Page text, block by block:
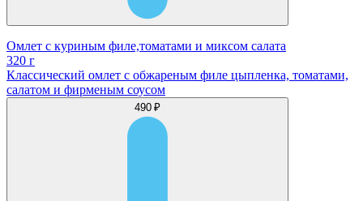
Омлет с куриным филе,томатами и миксом салата
320 г
Классический омлет с обжареным филе цыпленка, томатами,
салатом и фирменым соусом
490 ₽